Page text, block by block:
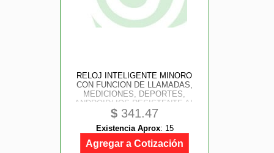
RELOJ INTELIGENTE MINORO
CON FUNCION DE LLAMADAS,
MEDICIONES, DEPORTES,
ANDROID/ IOS RESISTENTE AL
AGUA PERFECT CHOICE
$ 341.47
Existencia Aprox: 15
Agregar a Cotización